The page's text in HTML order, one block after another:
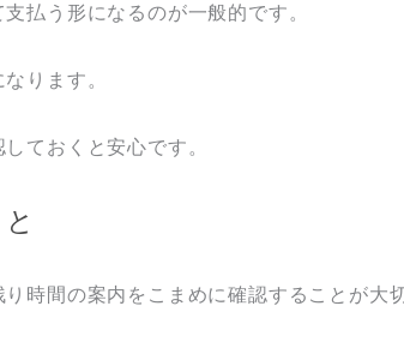
払う形になるのが一般的です。
ります。
ておくと安心です。
時間の案内をこまめに確認することが大